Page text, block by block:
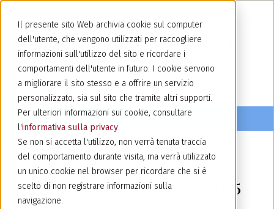
Il presente sito Web archivia cookie sul computer
dell'utente, che vengono utilizzati per raccogliere
informazioni sull'utilizzo del sito e ricordare i
comportamenti dell'utente in futuro. I cookie servono
a migliorare il sito stesso e a offrire un servizio
personalizzato, sia sul sito che tramite altri supporti.
Per ulteriori informazioni sui cookie, consultare
l'informativa sulla privacy.
Se non si accetta l'utilizzo, non verrà tenuta traccia
del comportamento durante visita, ma verrà utilizzato
un unico cookie nel browser per ricordare che si è
scelto di non registrare informazioni sulla
navigazione.
20 maggio 2025
Giornata mondiale delle api 2025